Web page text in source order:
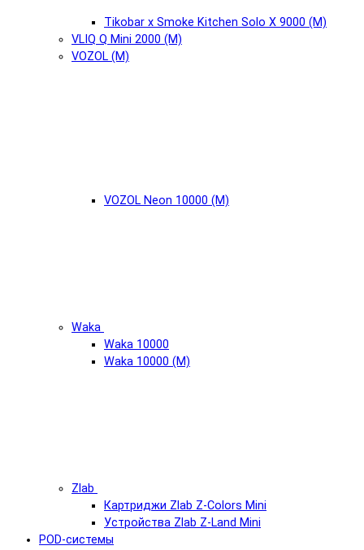
Tikobar x Smoke Kitchen Solo X 9000 (М)
VLIQ Q Mini 2000 (М)
VOZOL (М)
VOZOL Neon 10000 (М)
Waka
Waka 10000
Waka 10000 (М)
Zlab
Картриджи Zlab Z-Colors Mini
Устройства Zlab Z-Land Mini
POD-системы